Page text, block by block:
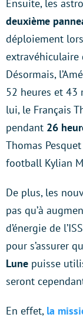
Ensuite, les
deuxième
déploiement
extravéhiculaire
Désormais,
52 heures et 43
lui, le Français
pendant 26
Thomas
football Kylian
De plus, les
pas qu’à
d’énergie de
pour s’assurer
Lune puisse
seront
En effet, la